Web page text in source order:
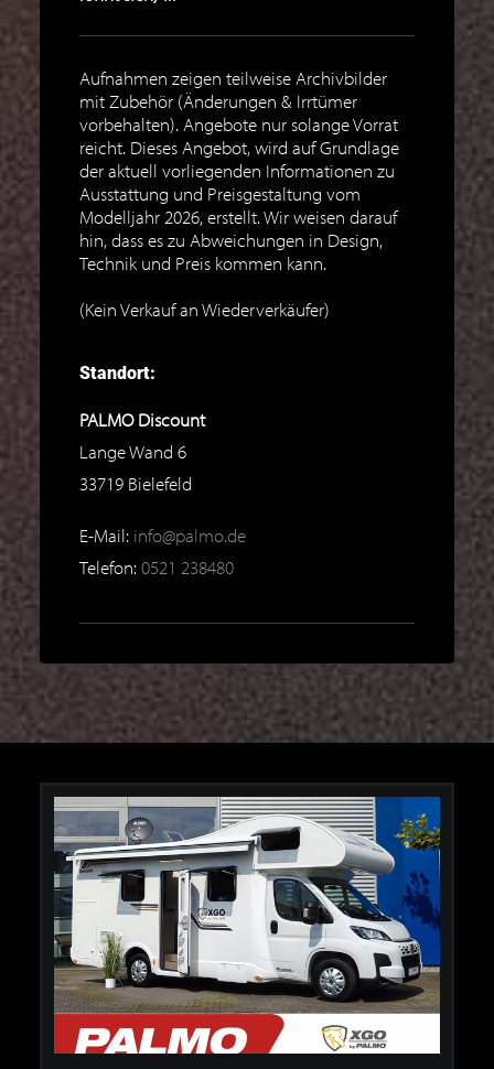
Aufnahmen zeigen teilweise Archivbilder
mit Zubehör (Änderungen & Irrtümer
vorbehalten). Angebote nur solange Vorrat
reicht. Dieses Angebot, wird auf Grundlage
der aktuell vorliegenden Informationen zu
Ausstattung und Preisgestaltung vom
Modelljahr 2026, erstellt. Wir weisen darauf
hin, dass es zu Abweichungen in Design,
Technik und Preis kommen kann.
(Kein Verkauf an Wiederverkäufer)
Standort:
PALMO Discount
Lange Wand 6
33719 Bielefeld
E-Mail: info@palmo.de
Telefon:0521 238480